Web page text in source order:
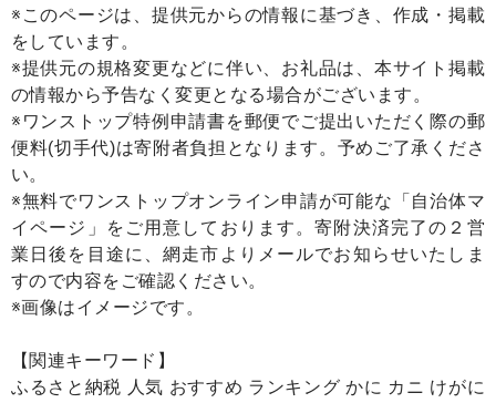
※このページは、提供元からの情報に基づき、作成・掲載
をしています。
※提供元の規格変更などに伴い、お礼品は、本サイト掲載
の情報から予告なく変更となる場合がございます。
※ワンストップ特例申請書を郵便でご提出いただく際の郵
便料(切手代)は寄附者負担となります。予めご了承くださ
い。
※無料でワンストップオンライン申請が可能な「自治体マ
イページ」をご用意しております。寄附決済完了の２営
業日後を目途に、網走市よりメールでお知らせいたしま
すので内容をご確認ください。
※画像はイメージです。
【関連キーワード】
ふるさと納税 人気 おすすめ ランキング かに カニ けがに